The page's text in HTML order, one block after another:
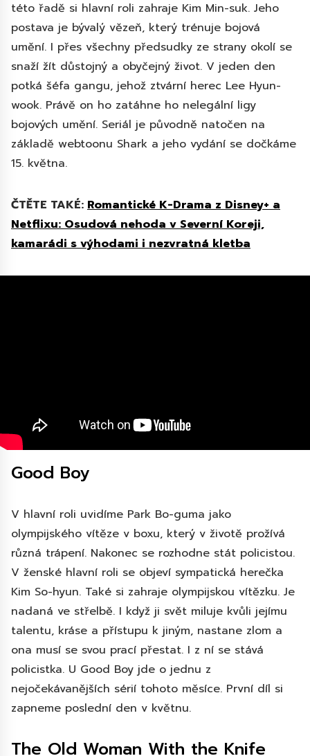
této řadě si hlavní roli zahraje Kim Min-suk. Jeho
postava je bývalý vězeň, který trénuje bojová
umění. I přes všechny předsudky ze strany okolí se
snaží žít důstojný a obyčejný život. V jeden den
potká šéfa gangu, jehož ztvární herec Lee Hyun-
wook. Právě on ho zatáhne ho nelegální ligy
bojových umění. Seriál je původně natočen na
základě webtoonu Shark a jeho vydání se dočkáme
15. května.
ČTĚTE TAKÉ: Romantické K-Drama z Disney+ a
Netflixu: Osudová nehoda v Severní Koreji,
kamarádi s výhodami i nezvratná kletba
Good Boy
V hlavní roli uvidíme Park Bo-guma jako
olympijského vítěze v boxu, který v životě prožívá
různá trápení. Nakonec se rozhodne stát policistou.
V ženské hlavní roli se objeví sympatická herečka
Kim So-hyun. Také si zahraje olympijskou vítězku. Je
nadaná ve střelbě. I když ji svět miluje kvůli jejímu
talentu, kráse a přístupu k jiným, nastane zlom a
ona musí se svou prací přestat. I z ní se stává
policistka. U Good Boy jde o jednu z
nejočekávanějších sérií tohoto měsíce. První díl si
zapneme poslední den v květnu.
The Old Woman With the Knife